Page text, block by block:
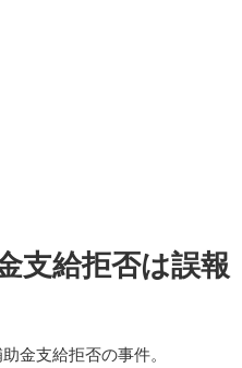
支給拒否は誤報
金支給拒否の事件。